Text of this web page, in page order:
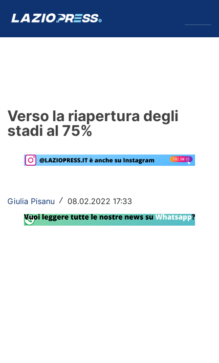
Formello
Primavera
Lazio Women
Verso la riapertura degli
stadi al 75%
Giulia Pisanu / 08.02.2022 17:33